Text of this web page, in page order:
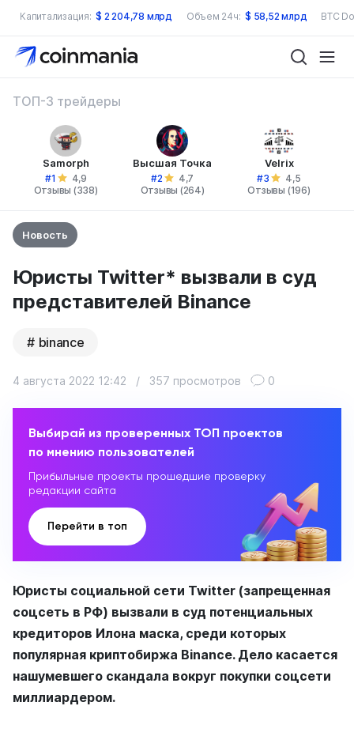
Капитализация: $ 2 204,78 млрд Объем 24ч: $ 58,52 млрд BTC
ТОП-3 трейдеры
Samorph
#1
4,9
Отзывы (338)
Высшая Точка
#2
4,7
Отзывы (264)
Velrix
#3
4,5
Отзывы (196)
Новость
Юристы Twitter* вызвали в суд
представителей Binance
binance
4 августа 2022 12:42 / 357 просмотров 0
Выбирай из проверенных ТОП проектов
по мнению пользователей
Прибыльные проекты прошедшие проверку
редакции сайта
Перейти в топ
Юристы социальной сети Twitter (запрещенная
соцсеть в РФ) вызвали в суд потенциальных
кредиторов Илона маска, среди которых
популярная криптобиржа Binance. Дело касается
нашумевшего скандала вокруг покупки соцсети
миллиардером.